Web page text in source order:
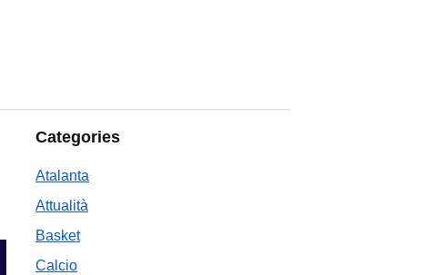
Categories
Atalanta
Attualità
Basket
Calcio